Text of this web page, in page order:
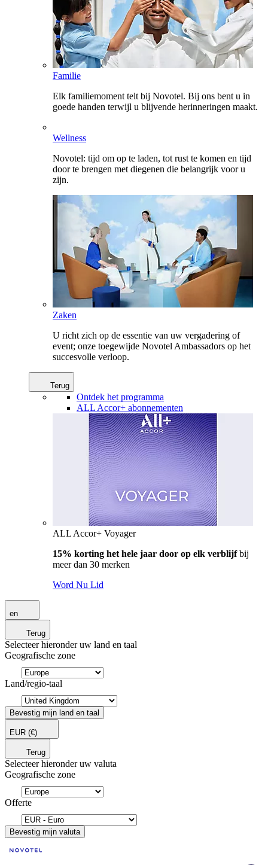
Familie
Elk familiemoment telt bij Novotel. Bij ons bent u in
goede handen terwijl u blijvende herinneringen maakt.
Wellness
Novotel: tijd om op te laden, tot rust te komen en tijd
door te brengen met diegenen die belangrijk voor u
zijn.
Zaken
U richt zich op de essentie van uw vergadering of
event; onze toegewijde Novotel Ambassadors op het
succesvolle verloop.
Terug
Ontdek het programma
ALL Accor+ abonnementen
ALL Accor+ Voyager
15% korting het hele jaar door op elk verblijfbij
meer dan 30 merken
Word Nu Lid
en
Terug
Selecteer hieronder uw land en taal
Geografische zone
Land/regio-taal
Bevestig mijn land en taal
EUR (€)
Terug
Selecteer hieronder uw valuta
Geografische zone
Offerte
Bevestig mijn valuta